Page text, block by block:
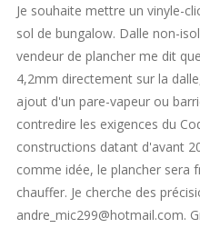
Je souhaite mettre un vinyle-
sol de bungalow. Dalle non-
vendeur de plancher me dit
4,2mm directement sur la
ajout d'un pare-vapeur ou
contredire les exigences du
constructions datant d'avant
comme idée, le plancher sera
chauffer. Je cherche des
andre_mic299@hotmail.com.